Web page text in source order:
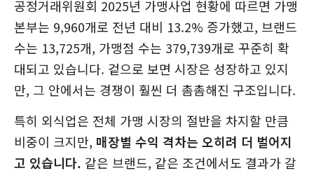
공정거래위원회 2025년 가맹사업 현황에 따르면 가맹
본부는 9,960개로 전년 대비 13.2% 증가했고, 브랜드
수는 13,725개, 가맹점 수는 379,739개로 꾸준히 확
대되고 있습니다. 겉으로 보면 시장은 성장하고 있지
만, 그 안에서는 경쟁이 훨씬 더 촘촘해진 구조입니다.
특히 외식업은 전체 가맹 시장의 절반을 차지할 만큼
비중이 크지만, 매장별 수익 격차는 오히려 더 벌어지
고 있습니다. 같은 브랜드, 같은 조건에서도 결과가 갈